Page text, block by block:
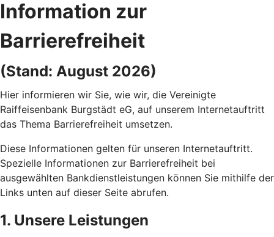
Information zur
Barrierefreiheit
(Stand: August 2026)
Hier informieren wir Sie, wie wir, die Vereinigte
Raiffeisenbank Burgstädt eG, auf unserem Internetauftritt
das Thema Barrierefreiheit umsetzen.
Diese Informationen gelten für unseren Internetauftritt.
Spezielle Informationen zur Barrierefreiheit bei
ausgewählten Bankdienstleistungen können Sie mithilfe der
Links unten auf dieser Seite abrufen.
1. Unsere Leistungen